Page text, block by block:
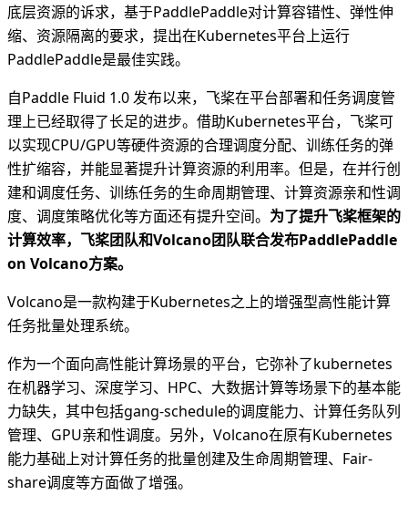
底层资源的诉求，基于PaddlePaddle对计算容错性、弹性伸
缩、资源隔离的要求，提出在Kubernetes平台上运行
PaddlePaddle是最佳实践。
自Paddle Fluid 1.0 发布以来，飞桨在平台部署和任务调度管
理上已经取得了长足的进步。借助Kubernetes平台，飞桨可
以实现CPU/GPU等硬件资源的合理调度分配、训练任务的弹
性扩缩容，并能显著提升计算资源的利用率。但是，在并行创
建和调度任务、训练任务的生命周期管理、计算资源亲和性调
度、调度策略优化等方面还有提升空间。 为了提升飞桨框架的
计算效率，飞桨团队和Volcano团队联合发布PaddlePaddle
on Volcano方案。
Volcano是一款构建于Kubernetes之上的增强型高性能计算
任务批量处理系统。
作为一个面向高性能计算场景的平台，它弥补了kubernetes
在机器学习、深度学习、HPC、大数据计算等场景下的基本能
力缺失，其中包括gang-schedule的调度能力、计算任务队列
管理、GPU亲和性调度。另外，Volcano在原有Kubernetes
能力基础上对计算任务的批量创建及生命周期管理、Fair-
share调度等方面做了增强。